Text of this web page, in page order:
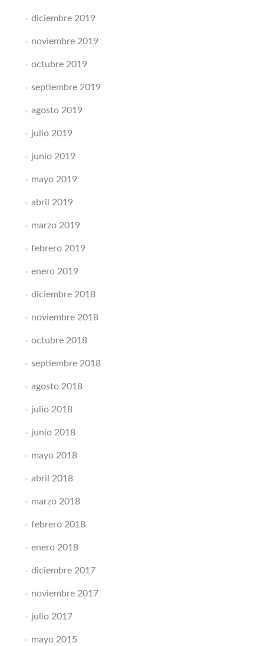
diciembre 2019
noviembre 2019
octubre 2019
septiembre 2019
agosto 2019
julio 2019
junio 2019
mayo 2019
abril 2019
marzo 2019
febrero 2019
enero 2019
diciembre 2018
noviembre 2018
octubre 2018
septiembre 2018
agosto 2018
julio 2018
junio 2018
mayo 2018
abril 2018
marzo 2018
febrero 2018
enero 2018
diciembre 2017
noviembre 2017
julio 2017
mayo 2015